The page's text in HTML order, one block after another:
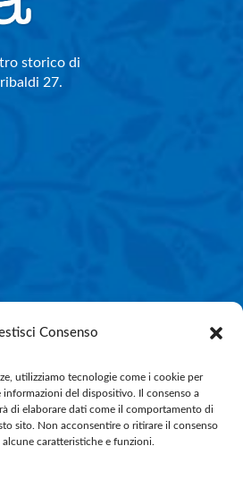
Consenso
utilizziamo tecnologie come i cookie per
informazioni del dispositivo. Il consenso a
di elaborare dati come il comportamento di
sito. Non acconsentire o ritirare il consenso
caratteristiche e funzioni.
storico di
27.